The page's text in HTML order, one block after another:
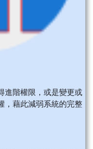
進階權限，或是變更或
，藉此減弱系統的完整